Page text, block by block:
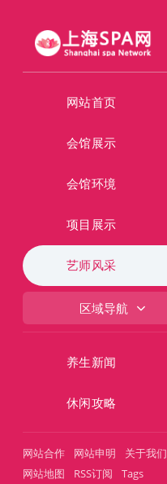
网站首页
会馆展示
会馆环境
项目展示
艺师风采
区域导航
养生新闻
休闲攻略
网站合作 网站申明 关于我们
网站地图
RSS订阅
Tags